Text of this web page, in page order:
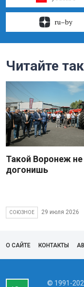
ru–by
Читайте
Такой Воронеж не
догонишь
СОЮЗНОЕ 29 июля 2026
О САЙТЕ КОНТАКТЫ
© 1991-